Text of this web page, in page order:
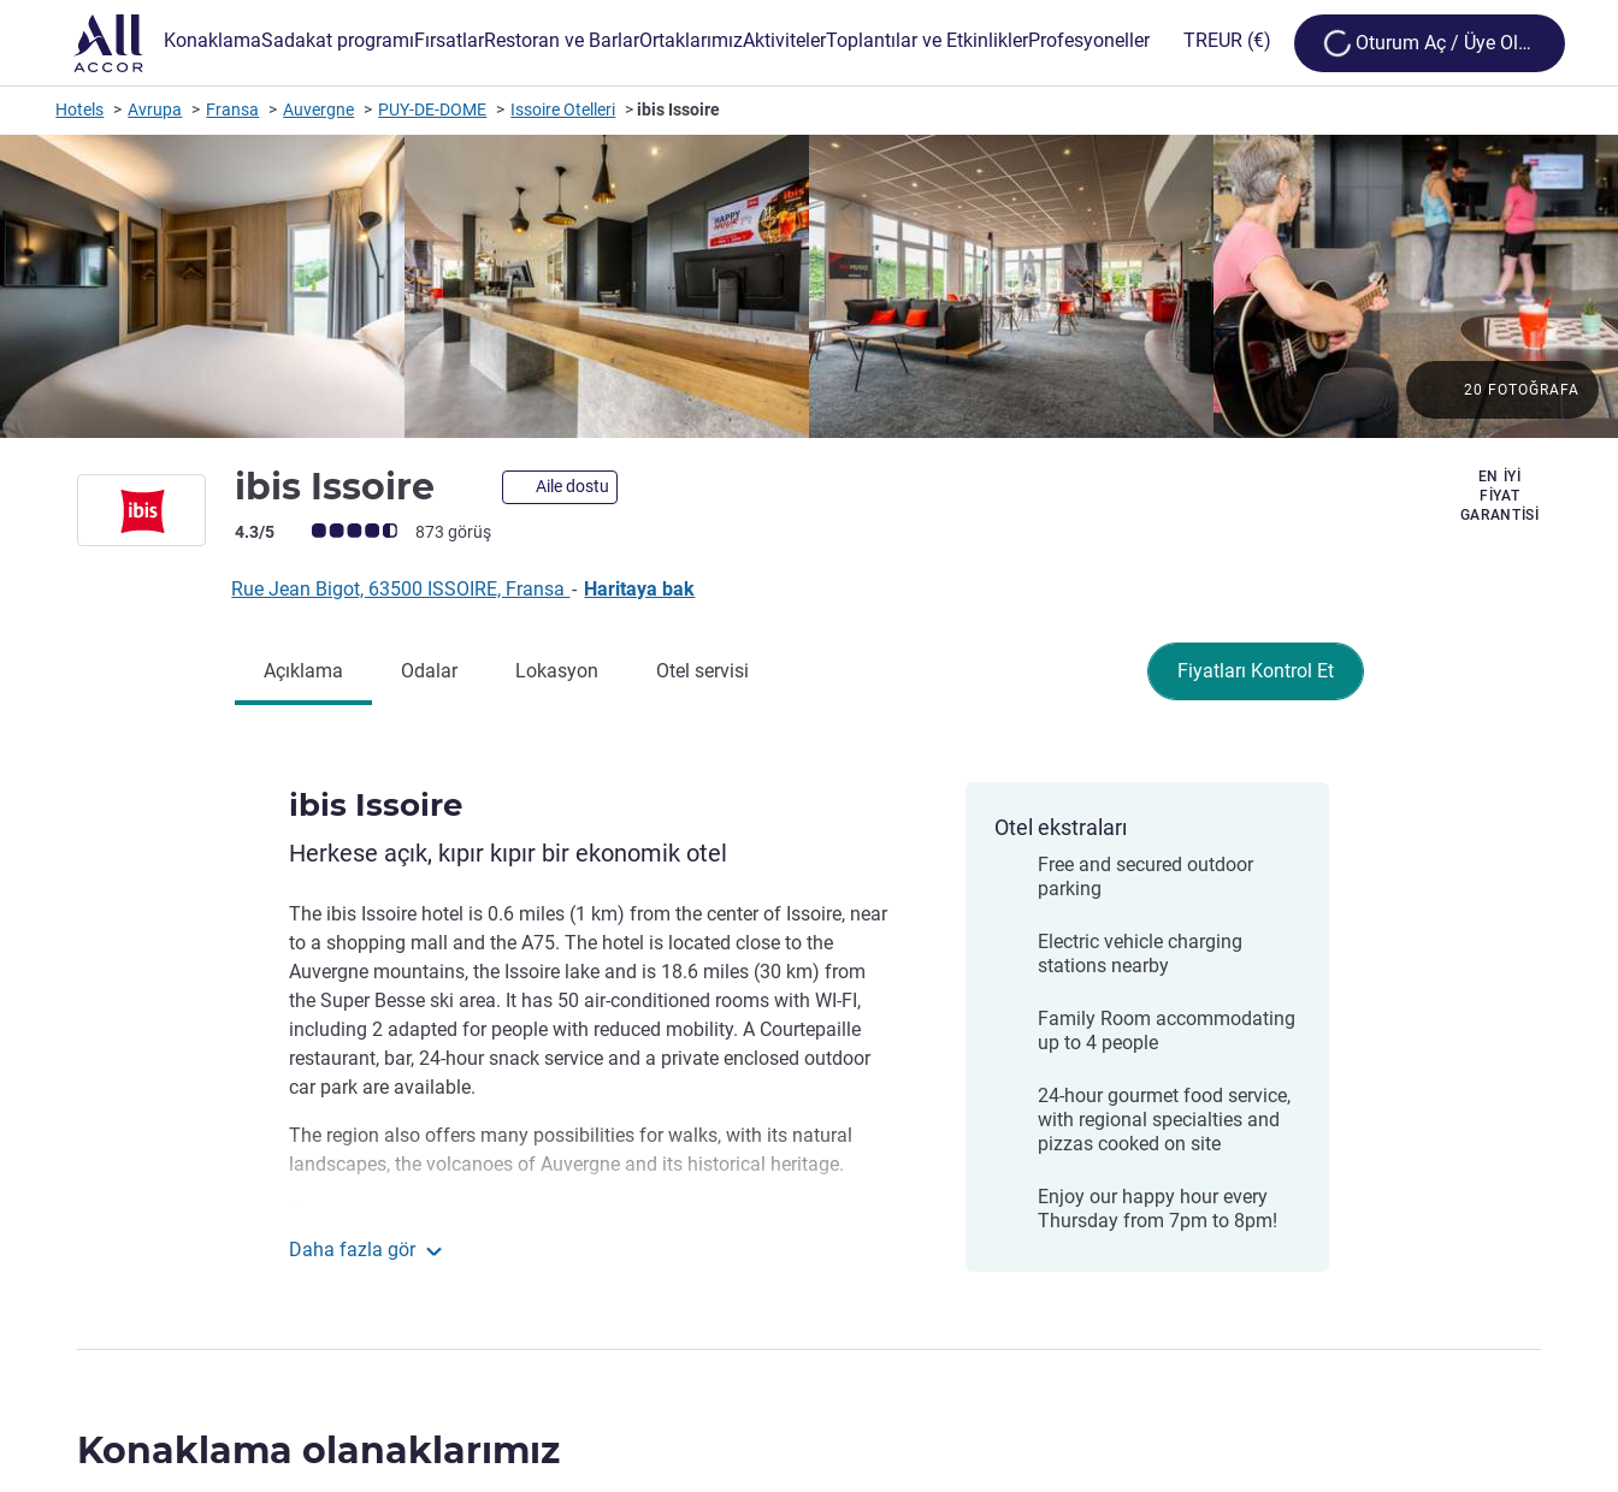
KonaklamaSadakat programıFırsatlarRestoran ve BarlarOrtaklarımızAktivitelerToplantılar ve EtkinliklerProfesyoneller TREUR (€) Loading...
Oturum Aç / Üye Olun
Hotels Avrupa Fransa Auvergne PUY-DE-DOME Issoire Otelleri ibis Issoire
ibis Issoire 3 yıldızAile dostu
Avis müşterileri puanı (ALL Puanlama)
4.3/5 873 görüş
EN IYI
FIYAT
GARANTISI
20 FOTOĞRAFA
Rue Jean Bigot, 63500 ISSOIRE, Fransa - Haritaya bak
Fiyatları Kontrol Et
Açıklama Odalar Lokasyon Otel servisi
ibis Issoire
Herkese açık, kıpır kıpır bir ekonomik otel
The ibis Issoire hotel is 0.6 miles (1 km) from the center of Issoire, near
to a shopping mall and the A75. The hotel is located close to the
Auvergne mountains, the Issoire lake and is 18.6 miles (30 km) from
the Super Besse ski area. It has 50 air-conditioned rooms with WI-FI,
including 2 adapted for people with reduced mobility. A Courtepaille
restaurant, bar, 24-hour snack service and a private enclosed outdoor
car park are available.
The region also offers many possibilities for walks, with its natural
landscapes, the volcanoes of Auvergne and its historical heritage.
beautiful region.
Daha fazla gör
Otel ekstraları
Free and secured outdoor
parking
Electric vehicle charging
stations nearby
Family Room accommodating
up to 4 people
24-hour gourmet food service,
with regional specialties and
pizzas cooked on site
Enjoy our happy hour every
Thursday from 7pm to 8pm!
Konaklama olanaklarımız